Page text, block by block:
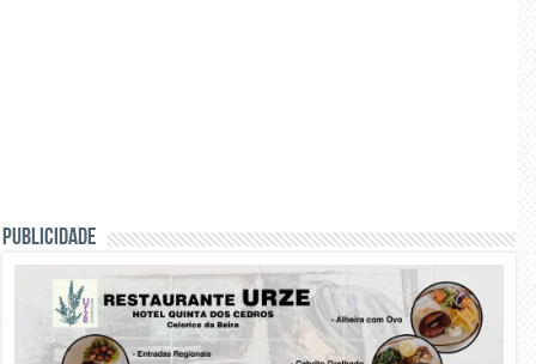
PUBLICIDADE